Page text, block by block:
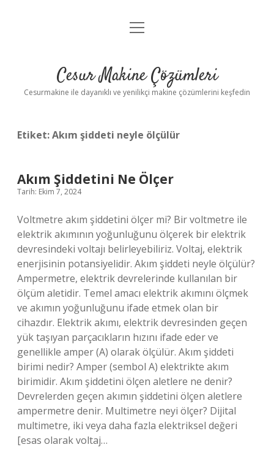
Anasayfa
Yasal Uyarı
menüyü
Cesur Makine Çözümleri
Cesurmakine ile dayanıklı ve yenilikçi makine çözümlerini keşfedin
Etiket:Akım şiddeti neyle ölçülür
Akım Şiddetini Ne Ölçer
Tarih: Ekim 7, 2024
Voltmetre akım şiddetini ölçer mi? Bir voltmetre ile
elektrik akımının yoğunluğunu ölçerek bir elektrik
devresindeki voltajı belirleyebiliriz. Voltaj, elektrik
enerjisinin potansiyelidir. Akım şiddeti neyle ölçülür?
Ampermetre, elektrik devrelerinde kullanılan bir
ölçüm aletidir. Temel amacı elektrik akımını ölçmek
ve akımın yoğunluğunu ifade etmek olan bir
cihazdır. Elektrik akımı, elektrik devresinden geçen
yük taşıyan parçacıkların hızını ifade eder ve
genellikle amper (A) olarak ölçülür. Akım şiddeti
birimi nedir? Amper (sembol A) elektrikte akım
birimidir. Akım şiddetini ölçen aletlere ne denir?
Devrelerden geçen akımın şiddetini ölçen aletlere
ampermetre denir. Multimetre neyi ölçer? Dijital
multimetre, iki veya daha fazla elektriksel değeri
[esas olarak voltaj…